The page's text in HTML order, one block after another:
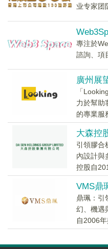
业专家团
專注於
諮詢、項
廣州展
「
力於幫助
的專業服
大森控
引領膠合
內設計與
控股自
VMS鼎
鼎珮：引
幻、機遇
自2006